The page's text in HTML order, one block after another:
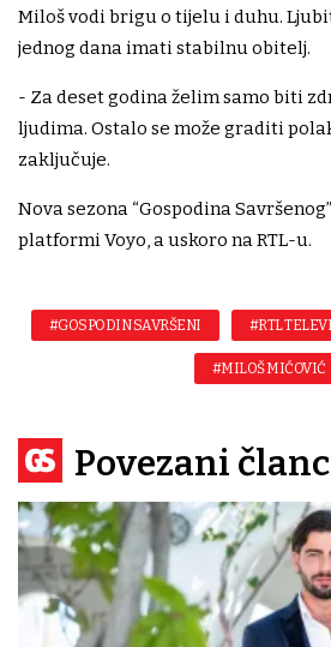
Miloš vodi brigu o tijelu i duhu.
jednog dana imati stabilnu obitelj.
- Za deset godina želim samo biti
ljudima. Ostalo se može graditi
zaključuje.
Nova sezona “Gospodina
platformi Voyo, a uskoro na RTL-u.
#GOSPODIN SAVRŠENI #RTL
#MILOŠ MIĆOVIĆ
Povezani